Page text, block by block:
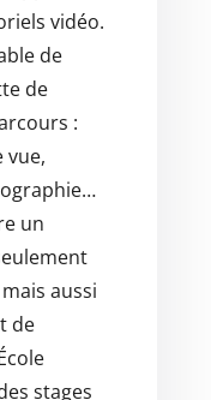
vidéo.
de
de
:
vue,
un
aussi
de
stages